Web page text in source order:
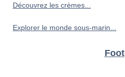
Découvrez les crèmes...
Explorer le monde sous-marin...
Foot